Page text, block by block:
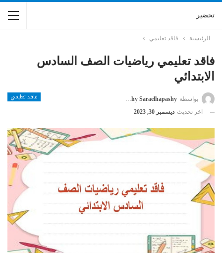
تحضير
الرئيسية فاقد تعليمي
فاقد تعليمي رياضيات الصف السادس
الابتدائي
فاقد تعليمي بواسطة Saraelhapashy Saraelhapashy
اخر تحديث ديسمبر 30, 2023